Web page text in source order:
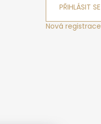
PŘIHLÁSIT SE
Nová registrace